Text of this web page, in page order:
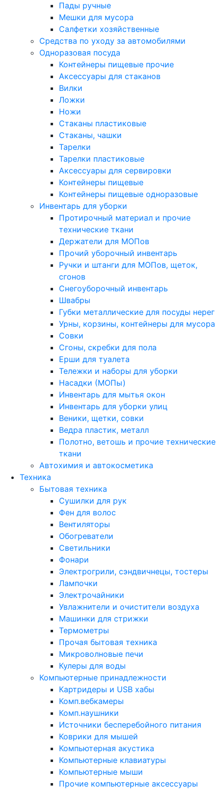
Пады ручные
Мешки для мусора
Салфетки хозяйственные
Средства по уходу за автомобилями
Одноразовая посуда
Контейнеры пищевые прочие
Аксессуары для стаканов
Вилки
Ложки
Ножи
Стаканы пластиковые
Стаканы, чашки
Тарелки
Тарелки пластиковые
Аксессуары для сервировки
Контейнеры пищевые
Контейнеры пищевые одноразовые
Инвентарь для уборки
Протирочный материал и прочие
технические ткани
Держатели для МОПов
Прочий уборочный инвентарь
Ручки и штанги для МОПов, щеток,
сгонов
Снегоуборочный инвентарь
Швабры
Губки металлические для посуды нерег
Урны, корзины, контейнеры для мусора
Совки
Сгоны, скребки для пола
Ерши для туалета
Тележки и наборы для уборки
Насадки (МОПы)
Инвентарь для мытья окон
Инвентарь для уборки улиц
Веники, щетки, совки
Ведра пластик, металл
Полотно, ветошь и прочие технические
ткани
Автохимия и автокосметика
Техника
Бытовая техника
Сушилки для рук
Фен для волос
Вентиляторы
Обогреватели
Светильники
Фонари
Электрогрили, сэндвичнецы, тостеры
Лампочки
Электрочайники
Увлажнители и очистители воздуха
Машинки для стрижки
Термометры
Прочая бытовая техника
Микроволновые печи
Кулеры для воды
Компьютерные принадлежности
Картридеры и USB хабы
Комп.вебкамеры
Комп.наушники
Источники бесперебойного питания
Коврики для мышей
Компьютерная акустика
Компьютерные клавиатуры
Компьютерные мыши
Прочие компьютерные аксессуары